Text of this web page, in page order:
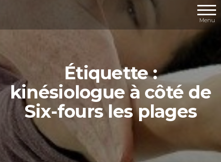
Menu
Étiquette :
kinésiologue à côté de
Six-fours les plages